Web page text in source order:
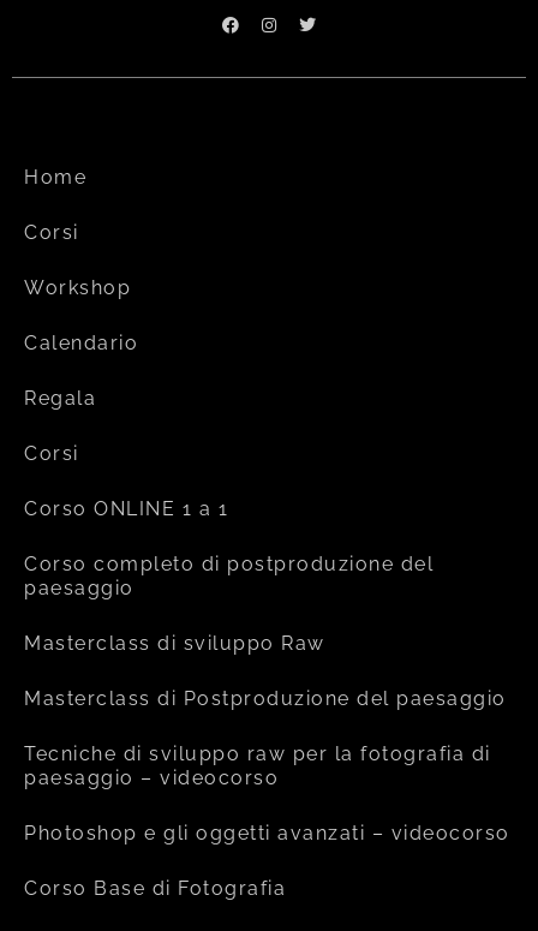
Home
Corsi
Workshop
Calendario
Regala
Corsi
Corso ONLINE 1 a 1
Corso completo di postproduzione del
paesaggio
Masterclass di sviluppo Raw
Masterclass di Postproduzione del paesaggio
Tecniche di sviluppo raw per la fotografia di
paesaggio – videocorso
Photoshop e gli oggetti avanzati – videocorso
Corso Base di Fotografia